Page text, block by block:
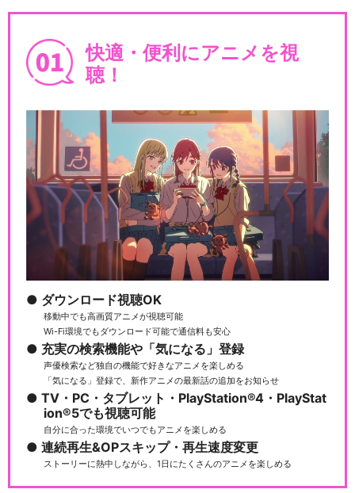
BanG Dream! ガルパ☆ピコ
～大盛り～
BanG Dream! ガルパ☆ピコ
ふぃーば…
バンドリ！ ガールズバンドパ
ーティ！ 5th …
アルゴナビス from BanG Dre
am!
快適・便利にアニメを視
聴！
ダウンロード視聴OK
移動中でも高画質アニメが視聴可能
Wi-Fi環境でもダウンロード可能で通信料も安心
充実の検索機能や「気になる」登録
声優検索など独自の機能で好きなアニメを楽しめる
「気になる」登録で、新作アニメの最新話の追加をお知らせ
TV・PC・タブレット・PlayStation®4・PlayStat
ion®5でも視聴可能
自分に合った環境でいつでもアニメを楽しめる
連続再生&OPスキップ・再生速度変更
ストーリーに熱中しながら、1日にたくさんのアニメを楽しめる